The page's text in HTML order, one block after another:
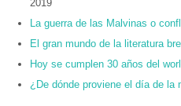
2019
La guerra de las Malvinas o
El gran mundo de la literatura
Hoy se cumplen 30 años del
¿De dónde proviene el día de la